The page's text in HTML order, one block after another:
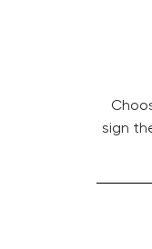
sign